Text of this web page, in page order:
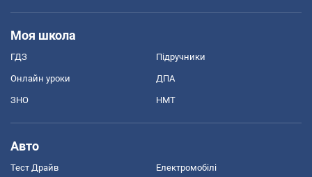
Моя школа
ГДЗ Підручники
Онлайн уроки ДПА
ЗНО НМТ
Авто
Тест Драйв Електромобілі